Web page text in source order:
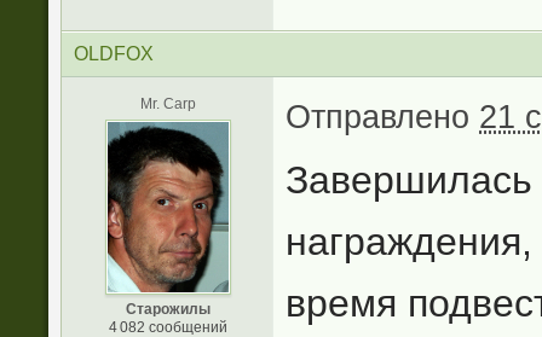
OLDFOX
Mr. Carp
Старожилы
4 082 сообщений
Отправлено 21
Завершилась
время